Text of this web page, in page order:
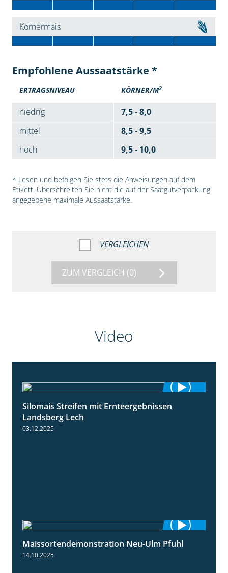
Körnermais
Empfohlene Aussaatstärke *
ERTRAGSNIVEAU KÖRNER/M2
niedrig
7,5 - 8,0
mittel
8,5 - 9,5
hoch
9,5 - 10,0
* Lesen und befolgen Sie stets die Anweisungen auf dem
Etikett. Überschreiten Sie nicht die auf der Saatgutverpackung
angegebene maximale Aussaatstärke.
VERGLEICHEN
ZUM VERGLEICH (0)
Video
11:01
Silomais Streifen mit Ernteergebnissen
Landsberg Lech
03.12.2025
7:10
Maissortendemonstration Neu-Ulm Pfuhl
14.10.2025